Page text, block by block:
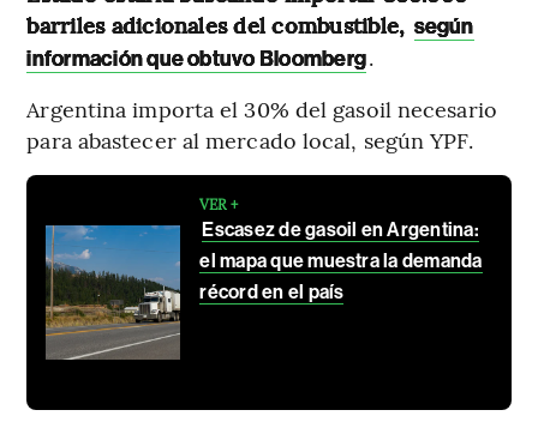
barriles adicionales del combustible, según
información que obtuvo Bloomberg.
Argentina importa el 30% del gasoil necesario
para abastecer al mercado local, según YPF.
VER +
Escasez de gasoil en Argentina:
el mapa que muestra la demanda
récord en el país